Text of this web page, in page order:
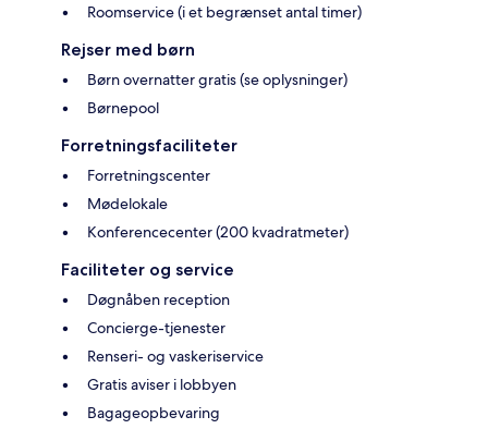
Roomservice (i et begrænset antal timer)
Rejser med børn
Børn overnatter gratis (se oplysninger)
Børnepool
Forretningsfaciliteter
Forretningscenter
Mødelokale
Konferencecenter (200 kvadratmeter)
Faciliteter og service
Døgnåben reception
Concierge-tjenester
Renseri- og vaskeriservice
Gratis aviser i lobbyen
Bagageopbevaring